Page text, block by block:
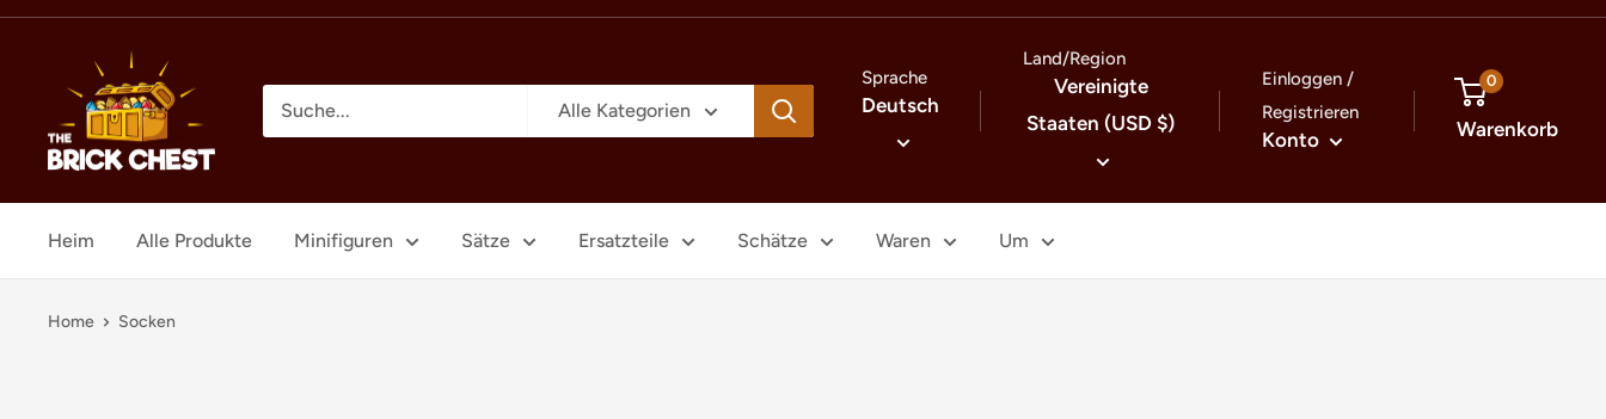
Direkt
Brick
Chest
Alle Kategorien
Sprache
Deutsch
Land/Region
Vereinigte
Staaten (USD $)
Einloggen /
Registrieren
Konto
0
Warenkorb
Heim Alle Produkte Minifiguren Sätze Ersatzteile Schätze Waren Um
Home Socken